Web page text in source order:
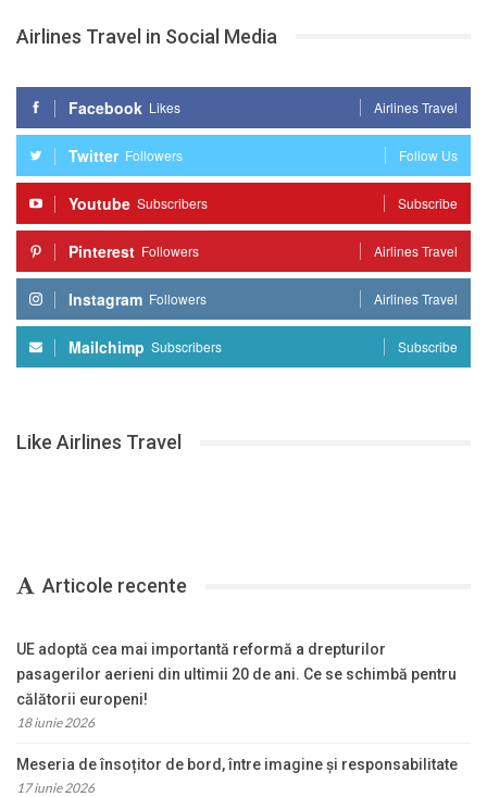
Airlines Travel in Social Media
Facebook Likes Airlines Travel
Twitter Followers Follow Us
Youtube Subscribers Subscribe
Pinterest Followers Airlines Travel
Instagram Followers Airlines Travel
Mailchimp Subscribers Subscribe
Like Airlines Travel
Articole recente
UE adoptă cea mai importantă reformă a drepturilor
pasagerilor aerieni din ultimii 20 de ani. Ce se schimbă pentru
călătorii europeni!
18 iunie 2026
Meseria de însoțitor de bord, între imagine și responsabilitate
17 iunie 2026